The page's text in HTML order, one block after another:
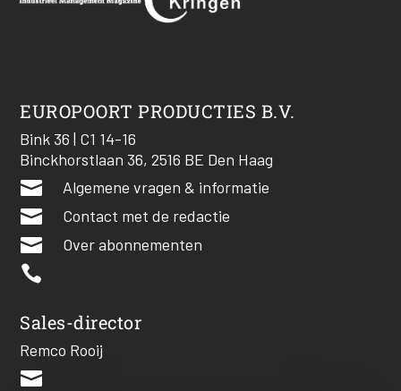
EUROPOORT PRODUCTIES B.V.
Bink 36 | C1 14-16
Binckhorstlaan 36, 2516 BE Den Haag
 Algemene vragen & informatie
 Contact met de redactie
 Over abonnementen

Sales-director
Remco Rooij
